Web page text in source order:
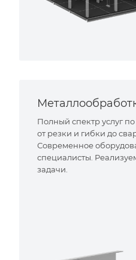
Полный спектр услуг
от резки и гибки до
Современное
специалисты.
задачи.